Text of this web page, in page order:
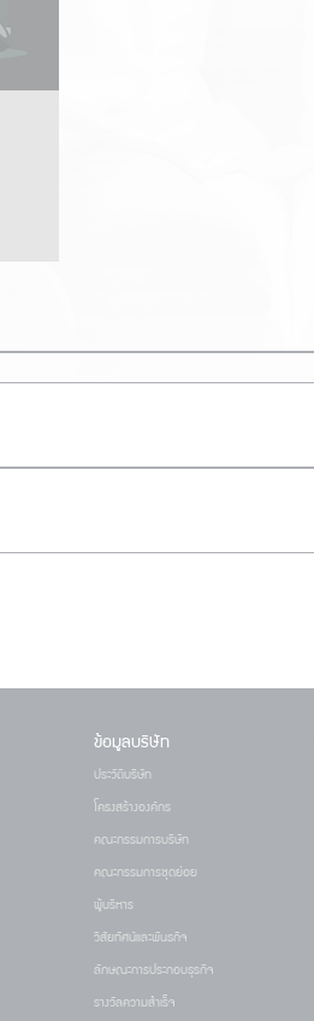
ข้อมูลบริษัท
ประวัติบริษัท
โครงสร้างองค์กร
คณะกรรมการบริษัท
คณะกรรมการชุดย่อย
ผู้บริหาร
วิสัยทัศน์และพันธกิจ
ลักษณะการประกอบธุรกิจ
รางวัลความสำเร็จ